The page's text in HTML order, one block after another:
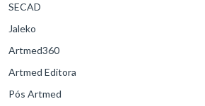
SECAD
Jaleko
Artmed360
Artmed Editora
Pós Artmed